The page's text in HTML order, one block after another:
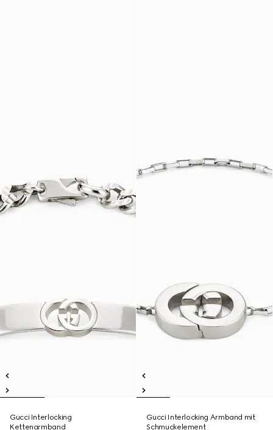
Gucci Interlocking
Kettenarmband
Gucci Interlocking Armband mit
Schmuckelement